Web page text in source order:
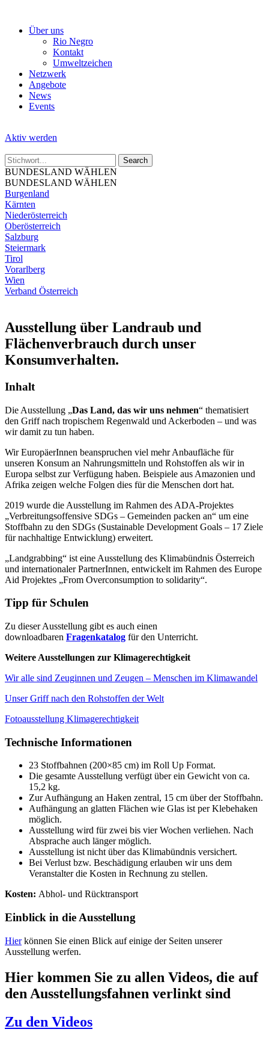
Über uns
Rio Negro
Kontakt
Umweltzeichen
Netzwerk
Angebote
News
Events
Aktiv werden
BUNDESLAND WÄHLEN
BUNDESLAND WÄHLEN
Burgenland
Kärnten
Niederösterreich
Oberösterreich
Salzburg
Steiermark
Tirol
Vorarlberg
Wien
Verband Österreich
Ausstellung über Landraub und
Flächenverbrauch durch unser
Konsumverhalten.
Inhalt
Die Ausstellung „Das Land, das wir uns nehmen“ thematisiert
den Griff nach tropischem Regenwald und Ackerboden – und was
wir damit zu tun haben.
Wir EuropäerInnen beanspruchen viel mehr Anbaufläche für
unseren Konsum an Nahrungsmitteln und Rohstoffen als wir in
Europa selbst zur Verfügung haben. Beispiele aus Amazonien und
Afrika zeigen welche Folgen dies für die Menschen dort hat.
2019 wurde die Ausstellung im Rahmen des ADA-Projektes
„Verbreitungsoffensive SDGs – Gemeinden packen an“ um eine
Stoffbahn zu den SDGs (Sustainable Development Goals – 17 Ziele
für nachhaltige Entwicklung) erweitert.
„Landgrabbing“ ist eine Ausstellung des Klimabündnis Österreich
und internationaler PartnerInnen, entwickelt im Rahmen des Europe
Aid Projektes „From Overconsumption to solidarity“.
Tipp für Schulen
Zu dieser Ausstellung gibt es auch einen
downloadbaren Fragenkatalog für den Unterricht.
Weitere Ausstellungen zur Klimagerechtigkeit
Wir alle sind Zeuginnen und Zeugen – Menschen im Klimawandel
Unser Griff nach den Rohstoffen der Welt
Fotoausstellung Klimagerechtigkeit
Technische Informationen
23 Stoffbahnen (200×85 cm) im Roll Up Format.
Die gesamte Ausstellung verfügt über ein Gewicht von ca.
15,2 kg.
Zur Aufhängung an Haken zentral, 15 cm über der Stoffbahn.
Aufhängung an glatten Flächen wie Glas ist per Klebehaken
möglich.
Ausstellung wird für zwei bis vier Wochen verliehen. Nach
Absprache auch länger möglich.
Ausstellung ist nicht über das Klimabündnis versichert.
Bei Verlust bzw. Beschädigung erlauben wir uns dem
Veranstalter die Kosten in Rechnung zu stellen.
Kosten: Abhol- und Rücktransport
Einblick in die Ausstellung
Hierkönnen Sie einen Blick auf einige der Seiten unserer
Ausstellung werfen.
Hier kommen Sie zu allen Videos, die auf
den Ausstellungsfahnen verlinkt sind
Zu den Videos